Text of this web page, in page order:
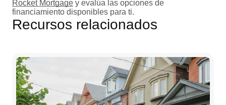
Rocket Mortgage y evalúa las opciones de
financiamiento disponibles para ti.
Recursos relacionados